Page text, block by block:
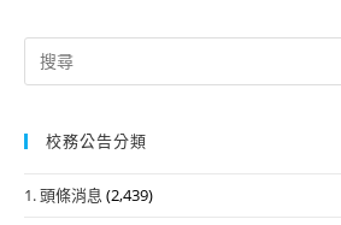
Search
for:
校務公告分類
1. 頭條消息 (2,439)